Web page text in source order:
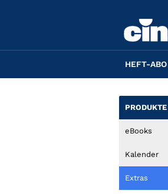
HEFT-ABO
PRODUKTE
eBooks
Kalender
Extras